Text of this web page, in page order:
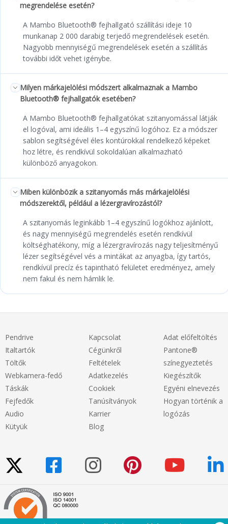
megrendelése esetén?
A Mambo Bluetooth® fejhallgató szállítási ideje 10
munkanap 2 000 darabig terjedő megrendelések esetén.
Nagyobb mennyiségű megrendelések esetén a szállítás
további időt vehet igénybe.
Milyen márkajelölési módszert alkalmaznak a Mambo
Bluetooth® fejhallgatók esetében?
A Mambo Bluetooth® fejhallgatókat szitanyomással látják
el logóval, ami ideális 1–4 egyszínű logóhoz. Ez a módszer
sablon segítségével éles kontúrokkal rendelkező képeket
hoz létre, és rendkívül sokoldalúan alkalmazható
különböző anyagokon.
Miben különbözik a szitanyomás más márkajelölési
módszerektől, például a lézergravírozástól?
A szitanyomás leginkább 1–4 egyszínű logókhoz ajánlott,
és nagy mennyiségű megrendelés esetén rendkívül
költséghatékony, míg a lézergravírozás nagy teljesítményű
lézer segítségével vés a mintákat az anyagba, így tartós,
rendkívül precíz és tapintható felületet eredményez, amely
nem fakul és nem hámlik le.
Pendrive
Italtartók
Töltők
Webkamera-fedő
Táskák
Fejfedők
Audio
Kütyük
Kapcsolat
Cégünkről
Feltételek
Adatkezelés
Cookiek
Tanúsítványok
Karrier
Blog
Adat előfeltöltés
Pantone®
színegyeztetés
Kiegészítők
Egyéni elnevezés
Hogyan történik a
logózás